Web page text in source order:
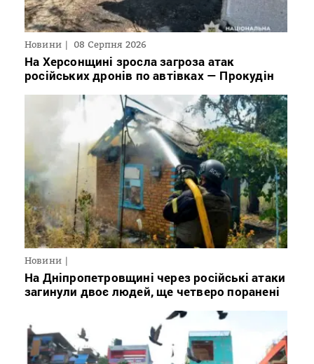
Новини 08 Серпня 2026
На Херсонщині зросла загроза атак
російських дронів по автівках — Прокудін
Новини
На Дніпропетровщині через російські атаки
загинули двоє людей, ще четверо поранені